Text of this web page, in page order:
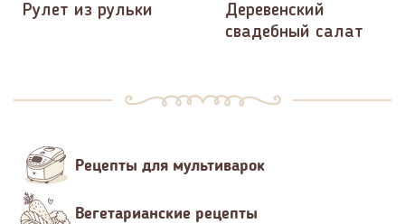
Рулет из рульки
Деревенский
свадебный салат
Рецепты для мультиварок
Вегетарианские рецепты